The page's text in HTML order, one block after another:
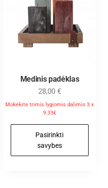
Medinis padėklas
28,00 €
Mokėkite trimis lygiomis dalimis 3 x
9.33€
Pasirinkti
savybes